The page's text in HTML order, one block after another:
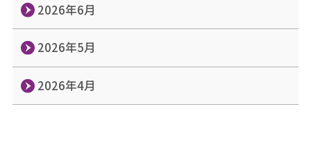
2026年6月
2026年5月
2026年4月